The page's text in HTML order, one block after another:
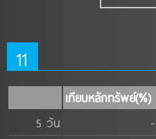
11
เทียบหลักทรัพย์(%)
5 วัน
-